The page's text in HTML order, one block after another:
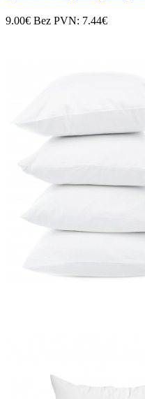
9.00€ Bez PVN: 7.44€